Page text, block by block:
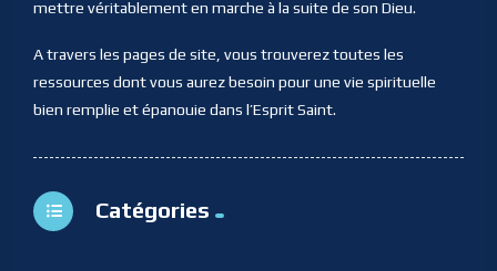
mettre véritablement en marche à la suite de son Dieu.
A travers les pages de site, vous trouverez toutes les
ressources dont vous aurez besoin pour une vie spirituelle
bien remplie et épanouie dans l’Esprit Saint.
Catégories